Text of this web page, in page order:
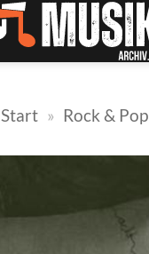
Start » Rock & Pop